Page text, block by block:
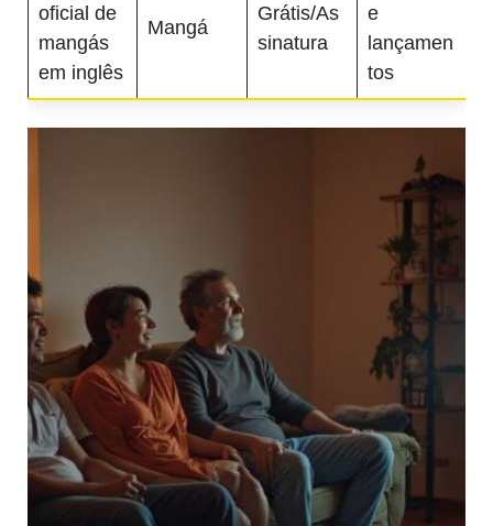
oficial de
mangás
em inglês
Mangá
Grátis/As
sinatura
e
lançamen
tos